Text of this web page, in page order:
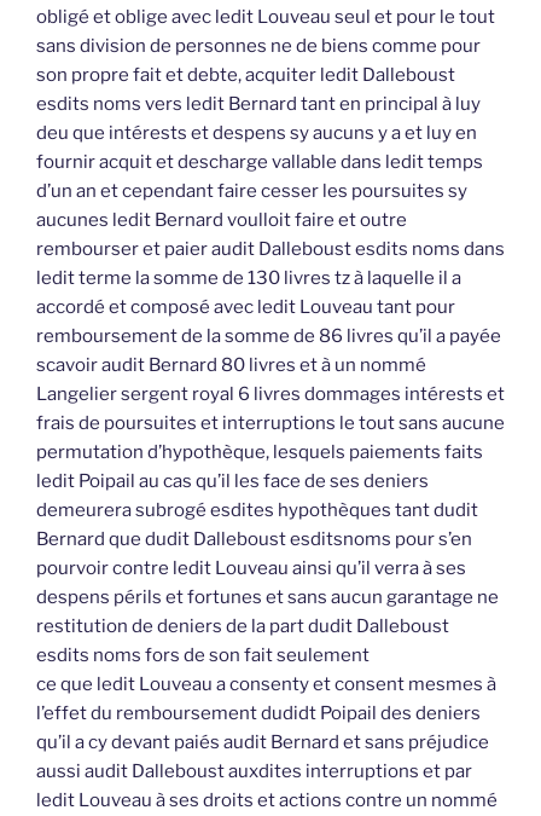
obligé et oblige avec ledit Louveau seul et pour le tout
sans division de personnes ne de biens comme pour
son propre fait et debte, acquiter ledit Dalleboust
esdits noms vers ledit Bernard tant en principal à luy
deu que intérests et despens sy aucuns y a et luy en
fournir acquit et descharge vallable dans ledit temps
d’un an et cependant faire cesser les poursuites sy
aucunes ledit Bernard voulloit faire et outre
rembourser et paier audit Dalleboust esdits noms dans
ledit terme la somme de 130 livres tz à laquelle il a
accordé et composé avec ledit Louveau tant pour
remboursement de la somme de 86 livres qu’il a payée
scavoir audit Bernard 80 livres et à un nommé
Langelier sergent royal 6 livres dommages intérests et
frais de poursuites et interruptions le tout sans aucune
permutation d’hypothèque, lesquels paiements faits
ledit Poipail au cas qu’il les face de ses deniers
demeurera subrogé esdites hypothèques tant dudit
Bernard que dudit Dalleboust esditsnoms pour s’en
pourvoir contre ledit Louveau ainsi qu’il verra à ses
despens périls et fortunes et sans aucun garantage ne
restitution de deniers de la part dudit Dalleboust
esdits noms fors de son fait seulement
ce que ledit Louveau a consenty et consent mesmes à
l’effet du remboursement dudidt Poipail des deniers
qu’il a cy devant paiés audit Bernard et sans préjudice
aussi audit Dalleboust auxdites interruptions et par
ledit Louveau à ses droits et actions contre un nommé